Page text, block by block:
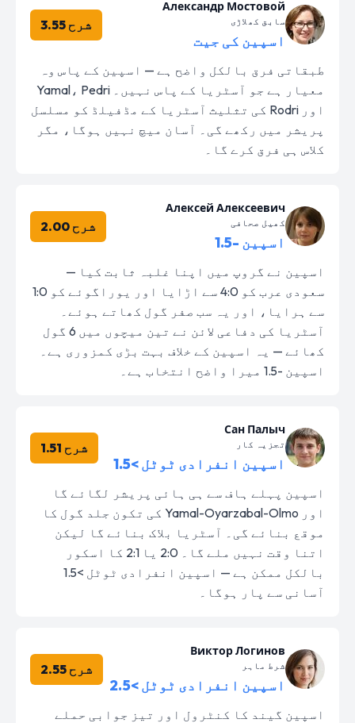
Александр Мостовой
سابق کھلاڑی
اسپین کی جیت
شرح 3.55
طبقاتی فرق بالکل واضح ہے — اسپین کے پاس وہ
معیار ہے جو آسٹریا کے پاس نہیں۔ Yamal، Pedri
اور Rodri کی تثلیث آسٹریا کے مڈفیلڈ کو مسلسل
پریشر میں رکھے گی۔ آسان میچ نہیں ہوگا، مگر
کلاس ہی فرق کرے گا۔
Алексей Алексеевич
کھیل صحافی
اسپین -1.5
شرح 2.00
اسپین نے گروپ میں اپنا غلبہ ثابت کیا —
سعودی عرب کو 4:0 سے اڑایا اور یوراگوئے کو 1:0
سے ہرایا، اور یہ سب صفر گول کھاتے ہوئے۔
آسٹریا کی دفاعی لائن نے تین میچوں میں 6 گول
کھائے — یہ اسپین کے خلاف بہت بڑی کمزوری ہے۔
اسپین -1.5 میرا واضح انتخاب ہے۔
Сан Палыч
تجزیہ کار
اسپین انفرادی ٹوٹل >1.5
شرح 1.51
اسپین پہلے ہاف سے ہی ہائی پریشر لگائے گا
اور Yamal-Oyarzabal-Olmo کی تکون جلد گول کا
موقع بنائے گی۔ آسٹریا بلاک بنائے گا لیکن
اتنا وقت نہیں ملے گا۔ 2:0 یا 2:1 کا اسکور
بالکل ممکن ہے — اسپین انفرادی ٹوٹل >1.5
آسانی سے پار ہوگا۔
Виктор Логинов
شرط ماہر
اسپین انفرادی ٹوٹل >2.5
شرح 2.55
اسپین گیند کا کنٹرول اور تیز جوابی حملے